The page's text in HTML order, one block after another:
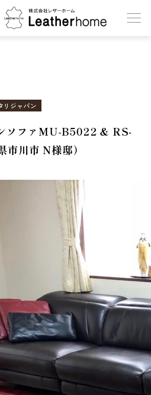
株式会社レザーホーム
リジャパン
ソファMU-B5022 & RS-
川市 N様邸）